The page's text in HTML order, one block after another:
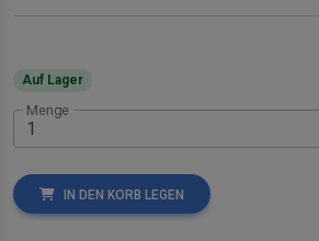
Auf Lager
Menge
IN DEN KORB LEGEN